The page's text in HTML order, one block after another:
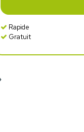
Rapide
Gratuit